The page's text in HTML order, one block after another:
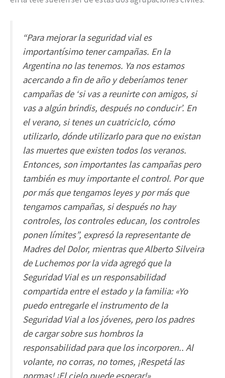
“Para mejorar la seguridad vial es
importantísimo tener campañas. En la
Argentina no las tenemos. Ya nos estamos
acercando a fin de año y deberíamos tener
campañas de ‘si vas a reunirte con amigos, si
vas a algún brindis, después no conducir’. En
el verano, si tenes un cuatriciclo, cómo
utilizarlo, dónde utilizarlo para que no existan
las muertes que existen todos los veranos.
Entonces, son importantes las campañas pero
también es muy importante el control. Por que
por más que tengamos leyes y por más que
tengamos campañas, si después no hay
controles, los controles educan, los controles
ponen límites”, expresó la representante de
Madres del Dolor, mientras que Alberto Silveira
de Luchemos por la vida agregó que la
Seguridad Vial es un responsabilidad
compartida entre el estado y la familia: «Yo
puedo entregarle el instrumento de la
Seguridad Vial a los jóvenes, pero los padres
de cargar sobre sus hombros la
responsabilidad para que los incorporen.. Al
volante, no corras, no tomes, ¡Respetá las
normas! ¡El cielo puede esperar!»